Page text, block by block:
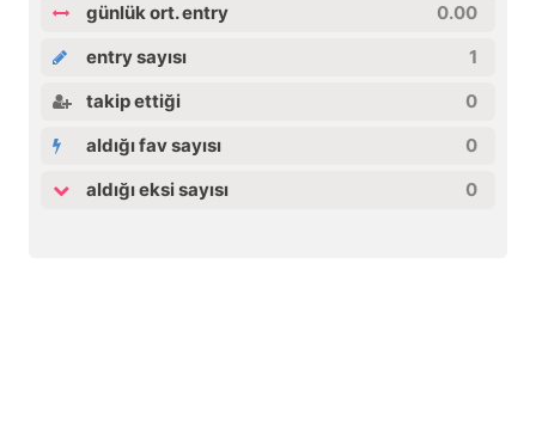
günlük ort. entry
0.00
entry sayısı
1
takip ettiği
0
aldığı fav sayısı
0
aldığı eksi sayısı
0